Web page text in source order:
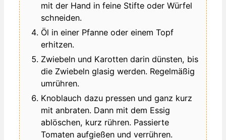
mit der Hand in feine Stifte oder Würfel
schneiden.
Öl in einer Pfanne oder einem Topf
erhitzen.
Zwiebeln und Karotten darin dünsten, bis
die Zwiebeln glasig werden. Regelmäßig
umrühren.
Knoblauch dazu pressen und ganz kurz
mit anbraten. Dann mit dem Essig
ablöschen, kurz rühren. Passierte
Tomaten aufgießen und verrühren.